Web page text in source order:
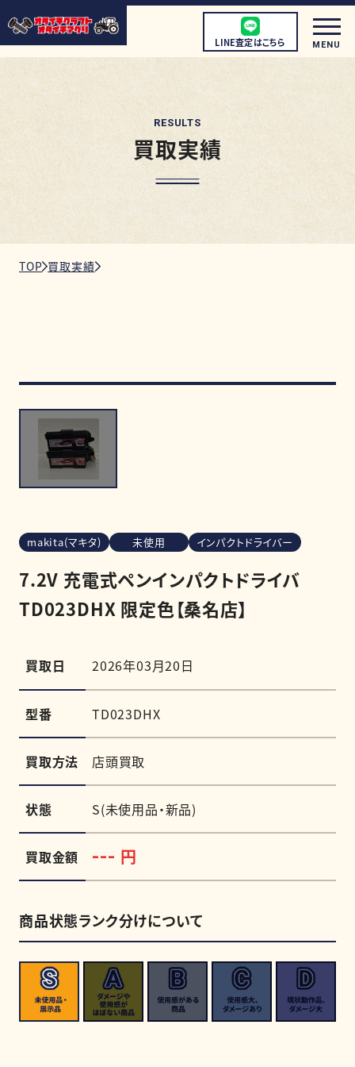
LINE査定はこちら MENU
店頭買取について
買取強化商品
受付時間 11:00-20:00（定休日:木曜日）
LINE査定を申し込む
RESULTS
買取実績
TOP 買取実績
makita(マキタ) 未使用 インパクトドライバー
7.2V 充電式ペンインパクトドライバ
TD023DHX 限定色【桑名店】
買取日 2026年03月20日
型番 TD023DHX
買取方法 店頭買取
状態 S(未使用品・新品)
買取金額 --- 円
商品状態ランク分けについて